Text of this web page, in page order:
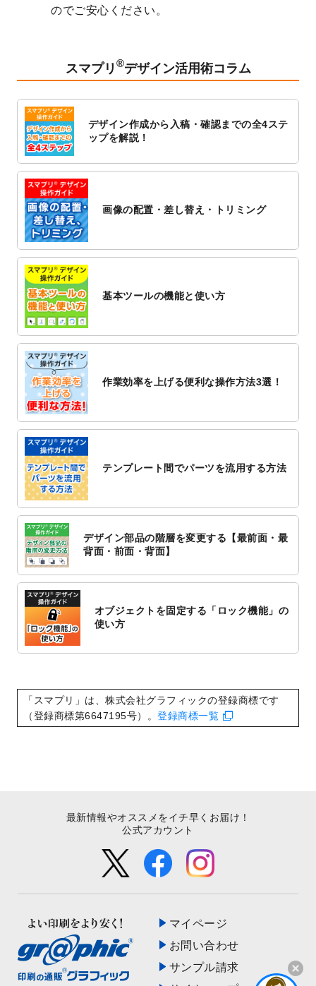
2023/3/2
パワーポイント版テンプレートをダウンロ
追加しました。
2023/1/13
4月始まりのカレンダーデザインテンプレー
2023/1/5
スタンプカードのデザインテンプレート
追加しました。
2022/12/26
止のお知らせ
2022/12/16
トを公開いたしました。
2022/12/1
2022/11/25
【新商品】封筒が作成できるようになりま
2022/11/25
【新商品】クリアファイルが作成できるよ
2022/11/4
しました。
2022/10/26
レートを追加しました。
2022/10/26
追加しました。
2022/10/20
2022/10/14
年賀ポスターのデザインテンプレートを公
2022/10/6
チラシ作成からポスティング配布注文まで
2022/10/1
2023年版1月始まりのカレンダーデザイン
2022/9/21
コンサートのチラシデザインテンプレート
2022/9/5
年賀状のデザインテンプレート
2022/9/5
喪中はがきのデザインテンプレートを公開
2022/8/24
印刷用データの解像度
を引き上げまし
た！
のでご安心ください。
スマプリ ®デザイン活用術コラム
デザイン作成から入稿・確認までの全4ステ
ップを解説！
画像の配置・差し替え・トリミング
基本ツールの機能と使い方
作業効率を上げる便利な操作方法3選！
テンプレート間でパーツを流用する方法
デザイン部品の階層を変更する【最前面・最
背面・前面・背面】
オブジェクトを固定する「ロック機能」の
使い方
「スマプリ」は、株式会社グラフィックの登録商標です
（登録商標第6647195号）。 登録商標一覧
マイページ
お問い合わせ
サンプル請求
最新情報やオススメをイチ早くお届け！
公式アカウント